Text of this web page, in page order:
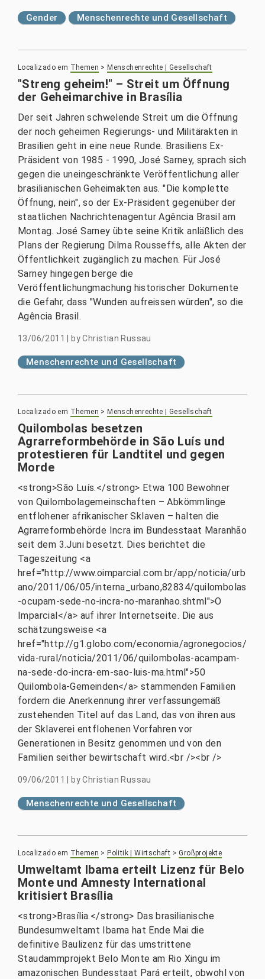
Gender Menschenrechte und Gesellschaft
Localizado em Themen > Menschenrechte | Gesellschaft
"Streng geheim!" – Streit um Öffnung
der Geheimarchive in Brasília
Der seit Jahren schwelende Streit um die Öffnung
der noch geheimen Regierungs- und Militärakten in
Brasilien geht in eine neue Runde. Brasiliens Ex-
Präsident von 1985 - 1990, José Sarney, sprach sich
gegen die uneingeschränkte Veröffentlichung aller
brasilianischen Geheimakten aus. "Die komplette
Öffnung, nein", so der Ex-Präsident gegenüber der
staatlichen Nachrichtenagentur Agência Brasil am
Montag. José Sarney übte seine Kritik anläßlich des
Plans der Regierung Dilma Rousseffs, alle Akten der
Öffentlichkeit zugänglich zu machen. Für José
Sarney hingegen berge die
Veröffentlichungmachung historischer Dokumente
die Gefahr, dass "Wunden aufreissen würden", so die
Agência Brasil.
13/06/2011 byChristian Russau
Menschenrechte und Gesellschaft
Localizado em Themen > Menschenrechte | Gesellschaft
Quilombolas besetzen
Agrarreformbehörde in São Luís und
protestieren für Landtitel und gegen
Morde
<strong>São Luís.</strong> Etwa 100 Bewohner
von Quilombolagemeinschaften – Abkömmlinge
entflohener afrikanischer Sklaven – halten die
Agrarreformbehörde Incra im Bundesstaat Maranhão
seit dem 3.Juni besetzt. Dies berichtet die
Tageszeitung <a
href="http://www.oimparcial.com.br/app/noticia/urb
ano/2011/06/05/interna_urbano,82834/quilombolas
-ocupam-sede-no-incra-no-maranhao.shtml">O
Imparcial</a> auf ihrer Internetseite. Die aus
schätzungsweise <a
href="http://g1.globo.com/economia/agronegocios/
vida-rural/noticia/2011/06/quilombolas-acampam-
na-sede-do-incra-em-sao-luis-ma.html">50
Quilombola-Gemeinden</a> stammenden Familien
fordern die Anerkennung ihrer verfassungemäß
zustehenden Titel auf das Land, das von ihren aus
der Sklaverei entflohenen Vorfahren vor
Generationen in Besitz genommen und von den
Familien seither bewirtschaft wird.<br /><br />
09/06/2011 byChristian Russau
Menschenrechte und Gesellschaft
Localizado em Themen > Politik | Wirtschaft >Großprojekte
Umweltamt Ibama erteilt Lizenz für Belo
Monte und Amnesty International
kritisiert Brasília
<strong>Brasília.</strong> Das brasilianische
Bundesumweltamt Ibama hat Ende Mai die
definitive Baulizenz für das umstrittene
Staudammprojekt Belo Monte am Rio Xingu im
amazonischen Bundesstaat Pará erteilt, obwohl von